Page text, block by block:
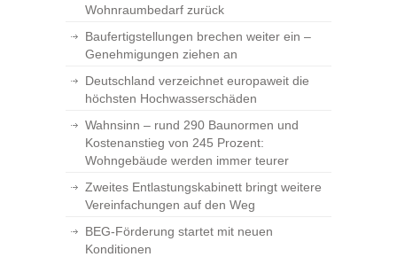
Wohnraumbedarf zurück
Baufertigstellungen brechen weiter ein –
Genehmigungen ziehen an
Deutschland verzeichnet europaweit die
höchsten Hochwasserschäden
Wahnsinn – rund 290 Baunormen und
Kostenanstieg von 245 Prozent:
Wohngebäude werden immer teurer
Zweites Entlastungskabinett bringt weitere
Vereinfachungen auf den Weg
BEG-Förderung startet mit neuen
Konditionen